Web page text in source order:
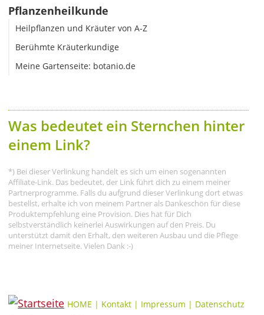
Pflanzenheilkunde
Heilpflanzen und Kräuter von A-Z
Berühmte Kräuterkundige
Meine Gartenseite: botanio.de
Was bedeutet ein Sternchen hinter
einem Link?
*) Bei dieser Verlinkung handelt es sich um einen sogenannten
Affiliate-Link. Das bedeutet, der Link führt dich zu einem meiner
Partnerprogramme. Falls du aufgrund dieser Verlinkung dort etwas
bestellst, erhalte ich von meinem Partner als Dankeschön für diese
Produktempfehlung eine Provision. Dies hat für Dich
selbstverständlich keinerlei Auswirkungen auf den Preis. Du
unterstützt damit den Erhalt, den weiteren Ausbau und die Pflege
meiner Internetseite. Vielen Dank :-)
HOME | Kontakt | Impressum | Datenschutz